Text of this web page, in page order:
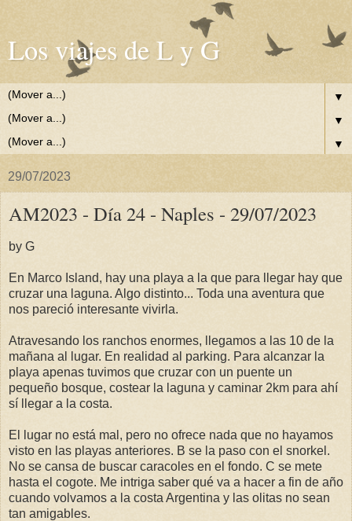
Los viajes de L y G
▼
▼
▼
29/07/2023
AM2023 - Día 24 - Naples - 29/07/2023
by G
En Marco Island, hay una playa a la que para llegar hay que
cruzar una laguna. Algo distinto... Toda una aventura que
nos pareció interesante vivirla.
Atravesando los ranchos enormes, llegamos a las 10 de la
mañana al lugar. En realidad al parking. Para alcanzar la
playa apenas tuvimos que cruzar con un puente un
pequeño bosque, costear la laguna y caminar 2km para ahí
sí llegar a la costa.
El lugar no está mal, pero no ofrece nada que no hayamos
visto en las playas anteriores. B se la paso con el snorkel.
No se cansa de buscar caracoles en el fondo. C se mete
hasta el cogote. Me intriga saber qué va a hacer a fin de año
cuando volvamos a la costa Argentina y las olitas no sean
tan amigables.